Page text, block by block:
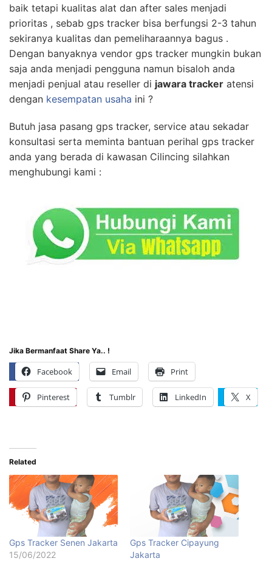
baik tetapi kualitas alat dan after sales menjadi
prioritas , sebab gps tracker bisa berfungsi 2-3 tahun
sekiranya kualitas dan pemeliharaannya bagus .
Dengan banyaknya vendor gps tracker mungkin bukan
saja anda menjadi pengguna namun bisaloh anda
menjadi penjual atau reseller di jawara tracker atensi
dengan kesempatan usaha ini ?
Butuh jasa pasang gps tracker, service atau sekadar
konsultasi serta meminta bantuan perihal gps tracker
anda yang berada di kawasan Cilincing silahkan
menghubungi kami :
Jika Bermanfaat Share Ya.. !
Facebook Email Print
Pinterest Tumblr LinkedIn X
Related
Gps Tracker Senen Jakarta
15/06/2022
Gps Tracker Cipayung
Jakarta